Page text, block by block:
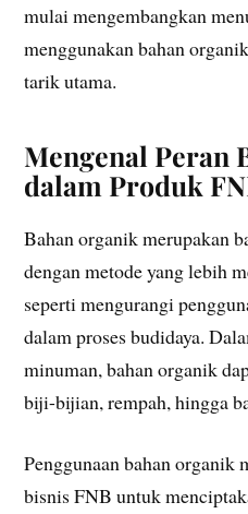
mulai mengembangkan
menggunakan bahan
tarik utama.
Mengenal Peran
dalam Produk
Bahan organik merupakan
dengan metode yang lebih
seperti mengurangi
dalam proses budidaya.
minuman, bahan organik
biji-bijian, rempah, hingga
Penggunaan bahan organik
bisnis FNB untuk